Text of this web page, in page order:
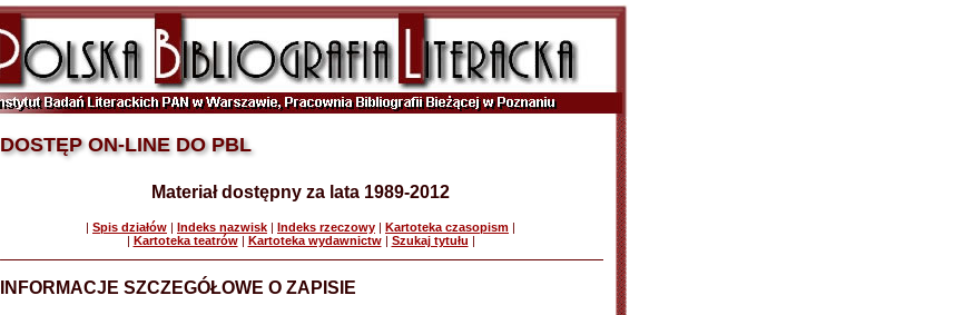
DOSTĘP ON-LINE DO PBL
Materiał dostępny za lata 1989-2012
| Spis działów | Indeks nazwisk | Indeks rzeczowy | Kartoteka czasopism |
| Kartoteka teatrów| Kartoteka wydawnictw| Szukaj tytułu |
INFORMACJE SZCZEGÓŁOWE O ZAPISIE